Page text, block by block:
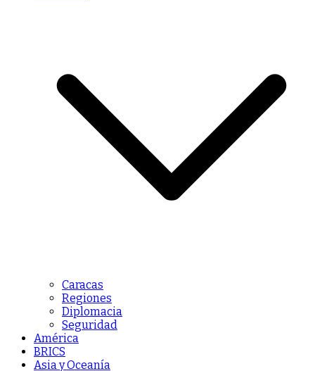
Caracas
Regiones
Diplomacia
Seguridad
América
BRICS
Asia y Oceanía